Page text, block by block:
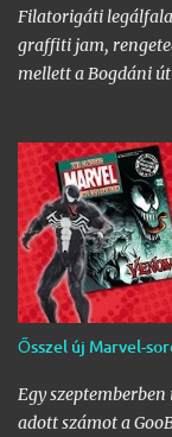
Filatorigáti
graffiti jam,
mellett a Bogdáni
graffiti jam
Ősszel új Marvel-
Egy
adott számot a